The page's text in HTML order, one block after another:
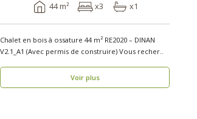
44 m² x3 x1
Chalet en bois à ossature 44 m² RE2020 – DINAN
V2.1_A1 (Avec permis de construire) Vous recher..
Voir plus